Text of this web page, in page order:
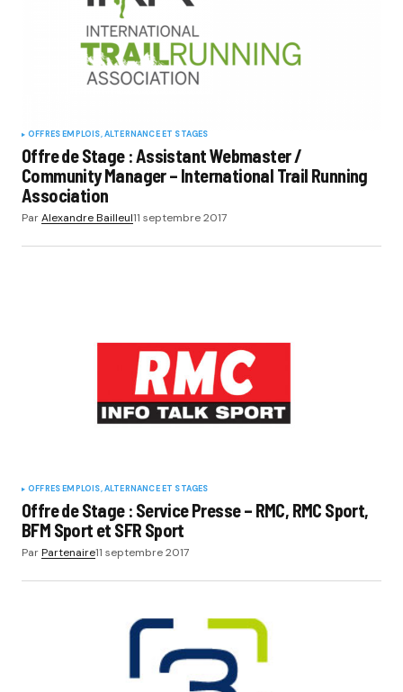
OFFRES EMPLOIS, ALTERNANCE ET STAGES
Offre de Stage : Assistant Webmaster /
Community Manager – International Trail Running
Association
ParAlexandre Bailleul11 septembre 2017
OFFRES EMPLOIS, ALTERNANCE ET STAGES
Offre de Stage : Service Presse – RMC, RMC Sport,
BFM Sport et SFR Sport
ParPartenaire11 septembre 2017